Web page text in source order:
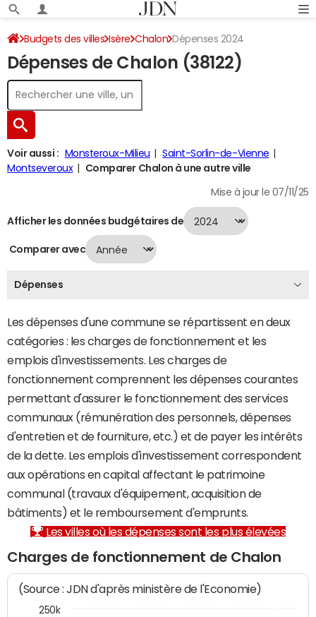
Budgets des villes Isère Chalon Dépenses 2024
Dépenses de Chalon (38122)
Voir aussi : Monsteroux-Milieu
Saint-Sorlin-de-Vienne
Montseveroux
Comparer Chalon à une autre ville
Mise à jour le 07/11/25
Afficher les données budgétaires de
Comparer avec
Dépenses
Les dépenses d'une commune se répartissent en deux
catégories : les charges de fonctionnement et les
emplois d'investissements. Les charges de
fonctionnement comprennent les dépenses courantes
permettant d'assurer le fonctionnement des services
communaux (rémunération des personnels, dépenses
d'entretien et de fourniture, etc.) et de payer les intérêts
de la dette. Les emplois d'investissement correspondent
aux opérations en capital affectant le patrimoine
communal (travaux d'équipement, acquisition de
bâtiments) et le remboursement d'emprunts.
Les villes où les dépenses sont les plus élevées
Charges de fonctionnement de Chalon
(Source : JDN d'après ministère de l'Economie)
250k